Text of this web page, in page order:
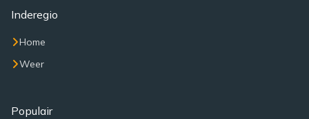
Inderegio
Home
Weer
Populair